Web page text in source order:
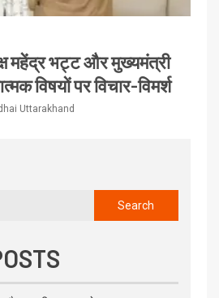
महेंद्र भट्ट और मुख्यमंत्री
विषयों पर विचार-विमर्श
Uttarakhand
Search